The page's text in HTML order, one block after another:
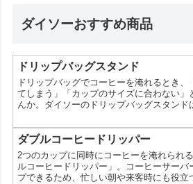
ダイソーおすすめ商品
ドリップバッグスタンド
ドリップバッグでコーヒーを淹れるとき、
てしまう」「カップのサイズに合わない」
んか。ダイソーのドリップバッグスタンド
常から外出先まで活躍の場が広がります
とは カップの上に設置し、ドリップバッグ
きるアイテムです。コーヒー抽出中にバッ
め、雑味が出にくく、安定した味を目指
ダブルコーヒードリッパー
2つのカップに同時にコーヒーを淹れられ
ルコーヒードリッパー」。コーヒーサーバ
プできるため、忙しい朝や来客時にも役立